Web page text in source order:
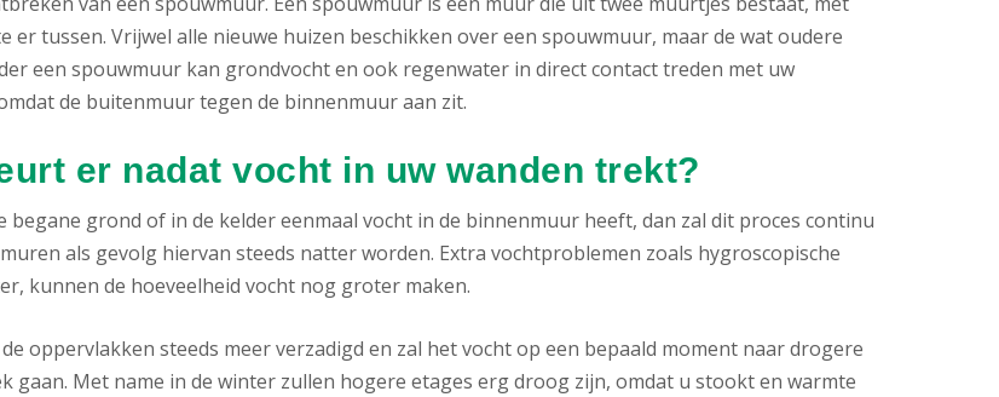
er tussen. Vrijwel alle nieuwe huizen beschikken over een spouwmuur, maar de wat oudere
een spouwmuur kan grondvocht en ook regenwater in direct contact treden met uw
de buitenmuur tegen de binnenmuur aan zit.
er nadat vocht in uw wanden trekt?
begane grond of in de kelder eenmaal vocht in de binnenmuur heeft, dan zal dit proces continu
als gevolg hiervan steeds natter worden. Extra vochtproblemen zoals hygroscopische
kunnen de hoeveelheid vocht nog groter maken.
oppervlakken steeds meer verzadigd en zal het vocht op een bepaald moment naar drogere
gaan. Met name in de winter zullen hogere etages erg droog zijn, omdat u stookt en warmte